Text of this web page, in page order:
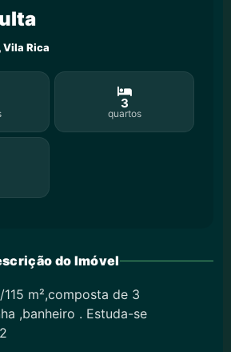
Vila Rica
3
quartos
do Imóvel
m²,composta de 3
,banheiro . Estuda-se